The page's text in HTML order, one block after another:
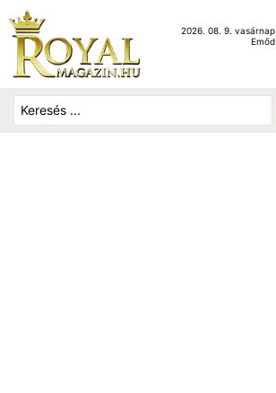
2026. 08. 9. vasárnap
Emőd